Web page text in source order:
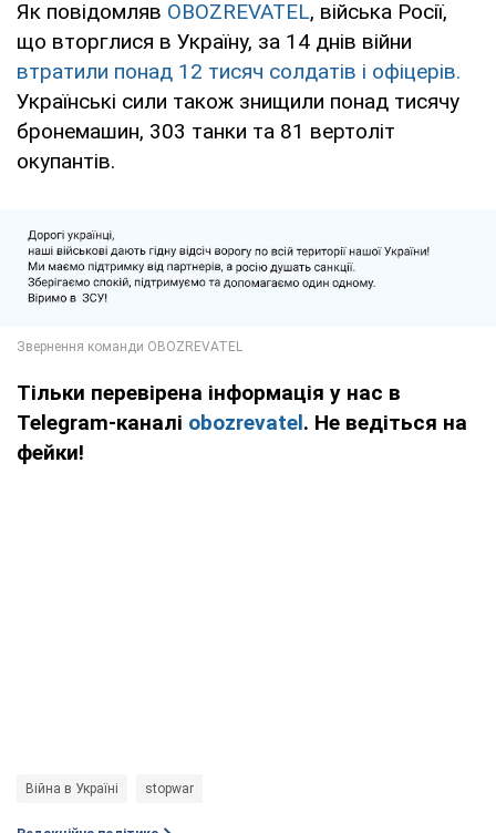
Як повідомляв OBOZREVATEL, війська Росії,
що вторглися в Україну, за 14 днів війни
втратили понад 12 тисяч солдатів і офіцерів.
Українські сили також знищили понад тисячу
бронемашин, 303 танки та 81 вертоліт
окупантів.
Тільки перевірена інформація у нас в
Telegram-каналі obozrevatel. Не ведіться на
фейки!
Війна в Україні stopwar